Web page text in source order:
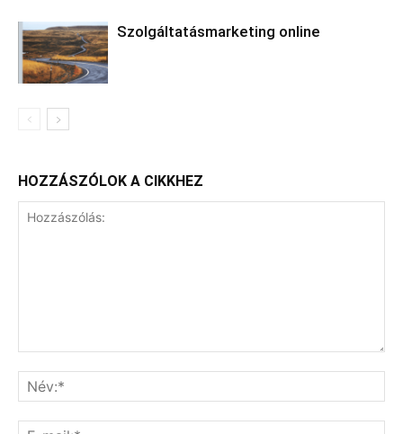
Szolgáltatásmarketing online
HOZZÁSZÓLOK A CIKKHEZ